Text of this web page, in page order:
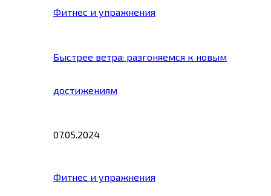
Фитнес и упражнения
Быстрее ветра: разгоняемся к новым
достижениям
07.05.2024
Фитнес и упражнения